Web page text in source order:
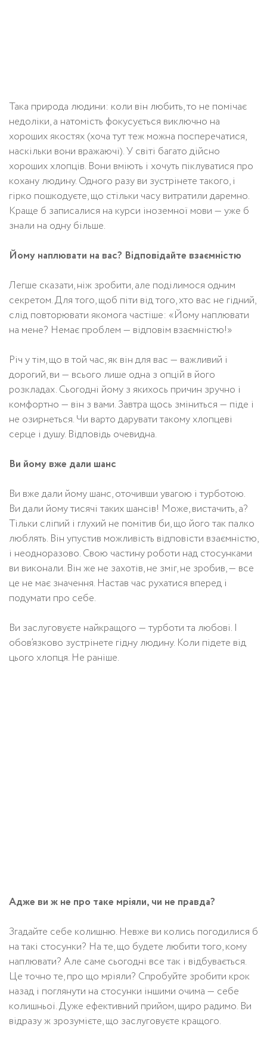
Така природа людини: коли він любить, то не помічає
недоліки, а натомість фокусується виключно на
хороших якостях (хоча тут теж можна посперечатися,
наскільки вони вражаючі). У світі багато дійсно
хороших хлопців. Вони вміють і хочуть піклуватися про
кохану людину. Одного разу ви зустрінете такого, і
гірко пошкодуєте, що стільки часу витратили даремно.
Краще б записалися на курси іноземної мови — уже б
знали на одну більше.
Йому наплювати на вас? Відповідайте взаємністю
Легше сказати, ніж зробити, але поділимося одним
секретом. Для того, щоб піти від того, хто вас не гідний,
слід повторювати якомога частіше: «Йому наплювати
на мене? Немає проблем — відповім взаємністю!»
Річ у тім, що в той час, як він для вас — важливий і
дорогий, ви — всього лише одна з опцій в його
розкладах. Сьогодні йому з якихось причин зручно і
комфортно — він з вами. Завтра щось зміниться — піде і
не озирнеться. Чи варто дарувати такому хлопцеві
серце і душу. Відповідь очевидна.
Ви йому вже дали шанс
Ви вже дали йому шанс, оточивши увагою і турботою.
Ви дали йому тисячі таких шансів! Може, вистачить, а?
Тільки сліпий і глухий не помітив би, що його так палко
люблять. Він упустив можливість відповісти взаємністю,
і неодноразово. Свою частину роботи над стосунками
ви виконали. Він же не захотів, не зміг, не зробив, — все
це не має значення. Настав час рухатися вперед і
подумати про себе.
Ви заслуговуєте найкращого — турботи та любові. І
обов’язково зустрінете гідну людину. Коли підете від
цього хлопця. Не раніше.
Адже ви ж не про таке мріяли, чи не правда?
Згадайте себе колишню. Невже ви колись погодилися б
на такі стосунки? На те, що будете любити того, кому
наплювати? Але саме сьогодні все так і відбувається.
Це точно те, про що мріяли? Спробуйте зробити крок
назад і поглянути на стосунки іншими очима — себе
колишньої. Дуже ефективний прийом, щиро радимо. Ви
відразу ж зрозумієте, що заслуговуєте кращого.